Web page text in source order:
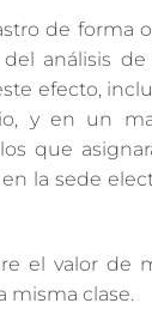
de forma
análisis
efecto,
y en un
que
la sede
el valor de
misma clase.